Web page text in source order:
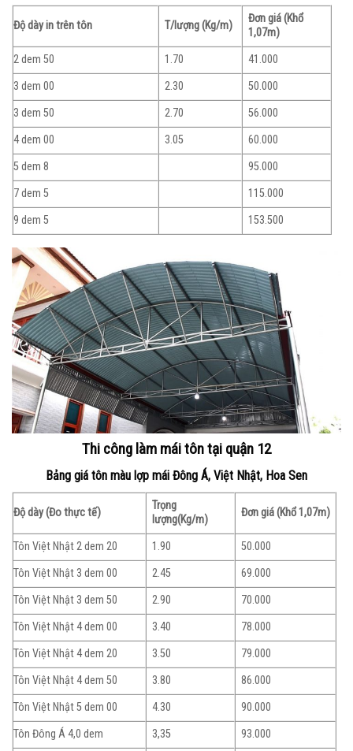
Độ dày in trên tôn T/lượng (Kg/m)
Đơn giá (Khổ
1,07m)
2 dem 50
1.70
41.000
3 dem 00
2.30
50.000
3 dem 50
2.70
56.000
4 dem 00
3.05
60.000
5 dem 8
95.000
7 dem 5
115.000
9 dem 5
153.500
Thi công làm mái tôn tại quận 12
Bảng giá tôn màu lợp mái Đông Á, Việt Nhật, Hoa Sen
Độ dày (Đo thực tế)
Trọng
lượng(Kg/m)
Đơn giá (Khổ 1,07m)
Tôn Việt Nhật 2 dem 20 1.90
50.000
Tôn Việt Nhật 3 dem 00
2.45
69.000
Tôn Việt Nhật 3 dem 50
2.90
70.000
Tôn Việt Nhật 4 dem 00
3.40
78.000
Tôn Việt Nhật 4 dem 20
3.50
79.000
Tôn Việt Nhật 4 dem 50
3.80
86.000
Tôn Việt Nhật 5 dem 00
4.30
90.000
Tôn Đông Á 4,0 dem
3,35
93.000